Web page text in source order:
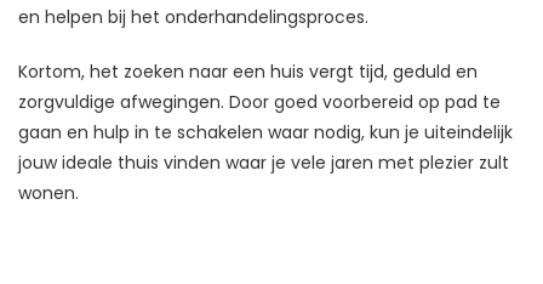
en helpen bij het onderhandelingsproces.
Kortom, het zoeken naar een huis vergt tijd, geduld en
zorgvuldige afwegingen. Door goed voorbereid op pad te
gaan en hulp in te schakelen waar nodig, kun je uiteindelijk
jouw ideale thuis vinden waar je vele jaren met plezier zult
wonen.